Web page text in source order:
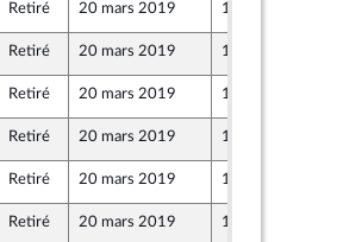
Retiré 20 mars 2019 18 mars 2019
Retiré 20 mars 2019 18 mars 2019
Retiré 20 mars 2019 18 mars 2019
Retiré 20 mars 2019 18 mars 2019
Retiré 20 mars 2019 18 mars 2019
Retiré 20 mars 2019 18 mars 2019